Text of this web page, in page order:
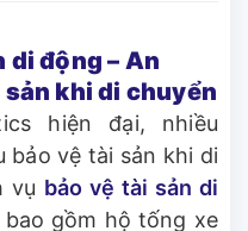
di động – An
khi di chuyển
hiện đại, nhiều
bảo vệ tài sản khi di
vụ bảo vệ tài sản di
bao gồm hộ tống xe